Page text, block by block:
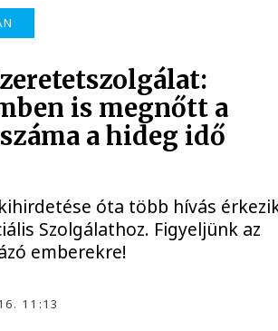
is megnőtt a
a hideg idő
óta több hívás
Szolgálathoz. Figyeljünk az
emberekre!
11:13